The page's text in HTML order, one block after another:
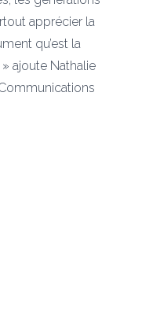
apprécier la
qu’est la
ajoute Nathalie